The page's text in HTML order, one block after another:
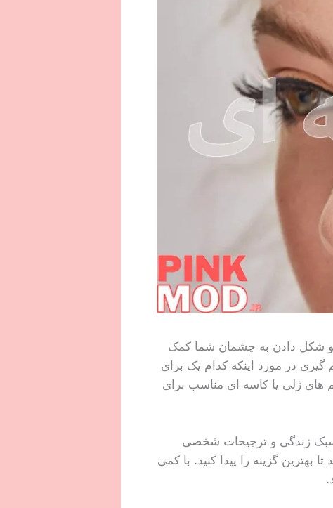
و شکل دادن به چشمان شما کمک
گیری در مورد اینکه کدام یک برای
های ژلی یا کاسه ای مناسب برای
سبک زندگی و ترجیحات شخصی
بهترین گزینه را پیدا کنید. با کمی